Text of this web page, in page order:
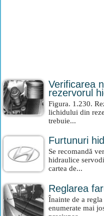
Verificarea
rezervorul
Figura. 1.230.
lichidului din
trebuie...
Furtunuri
Se recomandă
hidraulice
cartea de...
Reglarea
Înainte de a
enumerate mai